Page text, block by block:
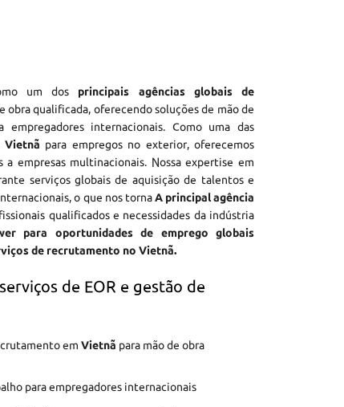
um dos principais agências globais de
obra qualificada, oferecendo soluções de mão de
empregadores internacionais. Como uma das
Vietnã para empregos no exterior, oferecemos
empresas multinacionais. Nossa expertise em
serviços globais de aquisição de talentos e
o que nos tornaA principal agência
qualificados e necessidades da indústria
para oportunidades de emprego globais
de recrutamento no Vietnã.
de EOR e gestão de
em Vietnã para mão de obra
para empregadores internacionais